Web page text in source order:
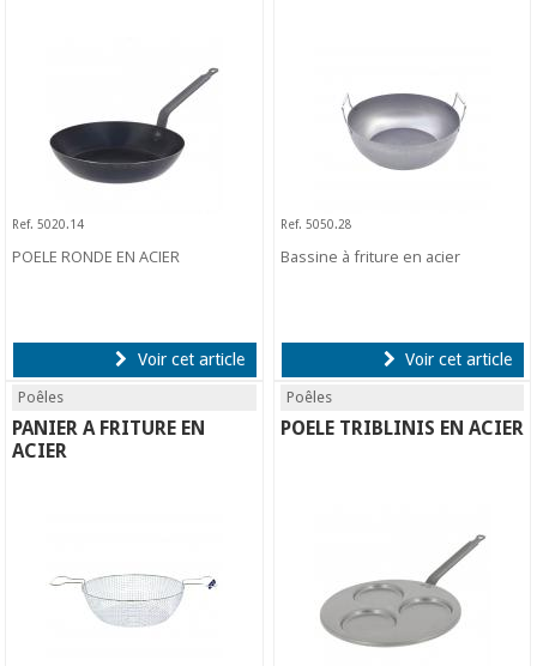
Ref. 5020.14
POELE RONDE EN ACIER
Voir cet article
Ref. 5050.28
Bassine à friture en acier
Voir cet article
Poêles
PANIER A FRITURE EN
ACIER
Poêles
POELE TRIBLINIS EN ACIER